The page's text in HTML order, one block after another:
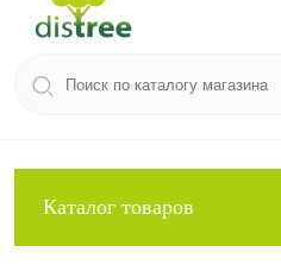
Каталог товаров